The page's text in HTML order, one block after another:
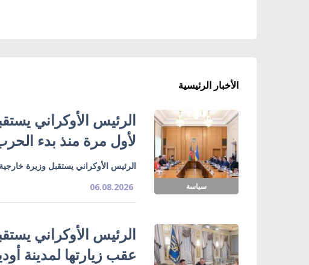
الأخبار الرئيسية
سياسة
الرئيس الأوكراني
لأول مرة منذ بدء
الرئيس الأوكراني يستقبل وزيرة
06.08.2026
الرئيس الأوكراني
عقب زيارتها لمدينة